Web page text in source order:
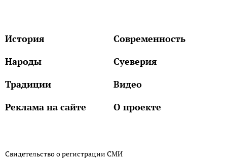
История
Современность
Народы
Суеверия
Традиции
Видео
Реклама на сайте
О проекте
Свидетельство о регистрации СМИ